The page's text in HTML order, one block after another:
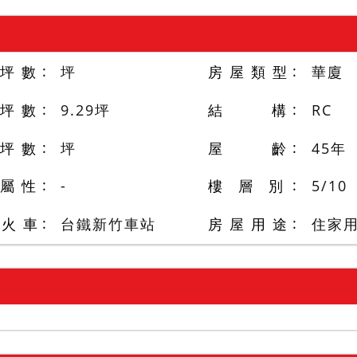
數
坪
數
9.29坪
數
坪
性
-
車
台鐵新竹車站
房 屋 類 型
華廈
結 構
RC
屋 齡
45年
樓 層 別
5/10
房 屋 用 途
住家